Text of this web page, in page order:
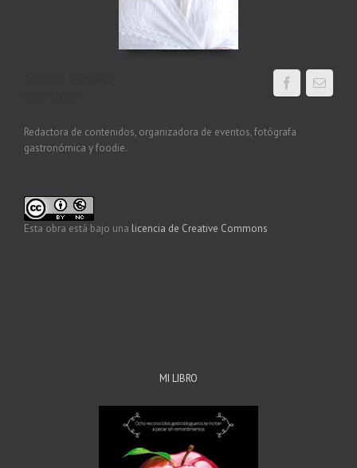
Redactora de contenidos, organizadora de eventos, fotógrafa
gastronómica y foodie.
Esta obra está bajo una licencia de Creative Commons
MI LIBRO